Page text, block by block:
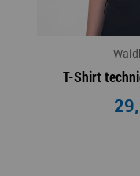
T-Shirt